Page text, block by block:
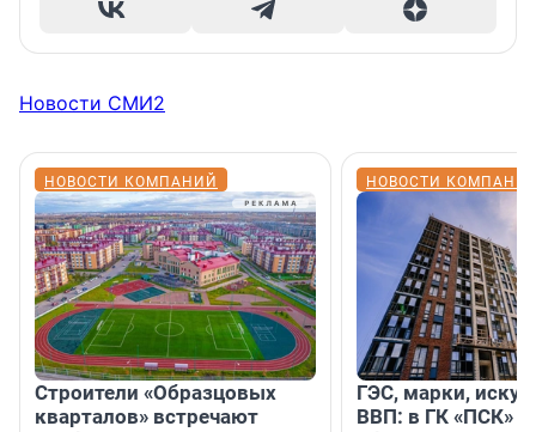
Новости СМИ2
НОВОСТИ КОМПАНИЙ
Строители «Образцовых
кварталов» встречают
НОВОСТИ
ГЭС, марки,
ВВП: в ГК «ПСК»